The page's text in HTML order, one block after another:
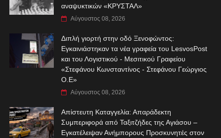
αναψυκτικών «ΚΡΥΣΤΑΛ»
Αύγουστος 08, 2026
Διπλή γιορτή στην οδό Ξενοφώντος:
Εγκαινιάστηκαν τα νέα γραφεία του LesvosPost
και του Λογιστικού - Μεσιτικού Γραφείου
«Στεφάνου Κωνσταντίνος - Στεφάνου Γεώργιος
Ο.Ε»
Αύγουστος 08, 2026
Απίστευτη Καταγγελία: Απαράδεκτη
Συμπεριφορά από Ταξιτζήδες της Αγιάσου –
Εγκατέλειψαν Ανήμπορους Προσκυνητές στον